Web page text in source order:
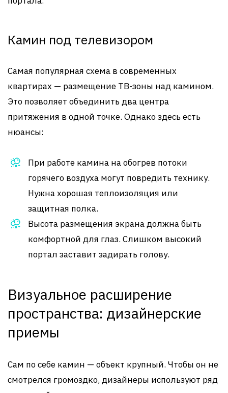
Камин под телевизором
Самая популярная схема в современных
квартирах — размещение ТВ-зоны над камином.
Это позволяет объединить два центра
притяжения в одной точке. Однако здесь есть
нюансы:
При работе камина на обогрев потоки
горячего воздуха могут повредить технику.
Нужна хорошая теплоизоляция или
защитная полка.
Высота размещения экрана должна быть
комфортной для глаз. Слишком высокий
портал заставит задирать голову.
Визуальное расширение
пространства: дизайнерские
приемы
Сам по себе камин — объект крупный. Чтобы он не
смотрелся громоздко, дизайнеры используют ряд